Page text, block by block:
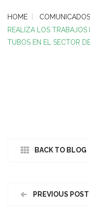
HOME
REALIZA LOS TRABAJOS
TUBOS EN EL SECTOR
BACK TO BLOG
PREVIOUS POST